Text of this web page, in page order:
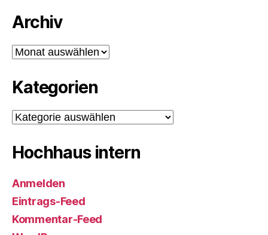
Archiv
Archiv
Kategorien
Kategorien
Hochhaus intern
Anmelden
Eintrags-Feed
Kommentar-Feed